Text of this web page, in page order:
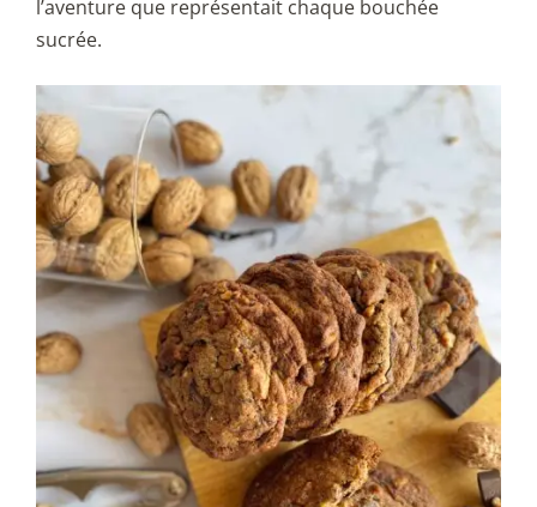
l’aventure que représentait chaque bouchée
sucrée.